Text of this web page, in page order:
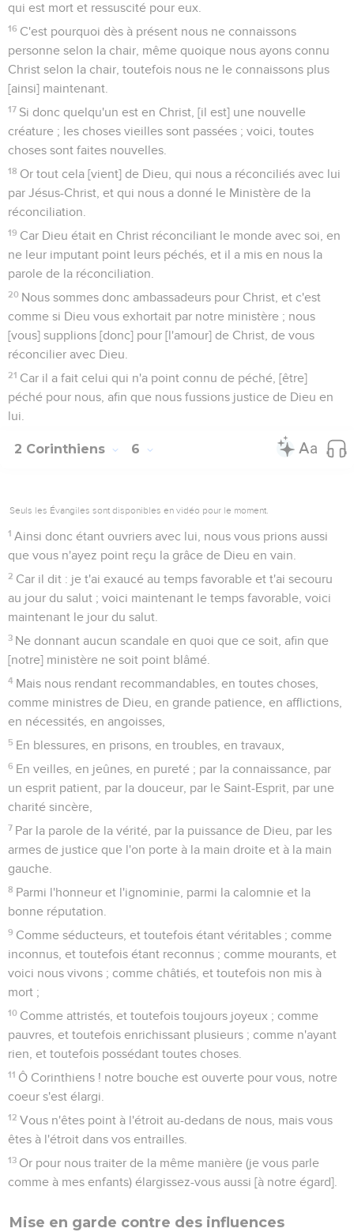
qui est mort et ressuscité pour eux.
16 C'est pourquoi dès à présent nous ne connaissons
personne selon la chair, même quoique nous ayons connu
Christ selon la chair, toutefois nous ne le connaissons plus
[ainsi] maintenant.
17 Si donc quelqu'un est en Christ, [il est] une nouvelle
créature ; les choses vieilles sont passées ; voici, toutes
choses sont faites nouvelles.
18 Or tout cela [vient] de Dieu, qui nous a réconciliés avec lui
par Jésus-Christ, et qui nous a donné le Ministère de la
réconciliation.
19 Car Dieu était en Christ réconciliant le monde avec soi, en
ne leur imputant point leurs péchés, et il a mis en nous la
parole de la réconciliation.
20 Nous sommes donc ambassadeurs pour Christ, et c'est
comme si Dieu vous exhortait par notre ministère ; nous
[vous] supplions [donc] pour [l'amour] de Christ, de vous
réconcilier avec Dieu.
21 Car il a fait celui qui n'a point connu de péché, [être]
péché pour nous, afin que nous fussions justice de Dieu en
lui.
2 Corinthiens 6
Seuls les Évangiles sont disponibles en vidéo pour le moment.
1 Ainsi donc étant ouvriers avec lui, nous vous prions aussi
que vous n'ayez point reçu la grâce de Dieu en vain.
2 Car il dit : je t'ai exaucé au temps favorable et t'ai secouru
au jour du salut ; voici maintenant le temps favorable, voici
maintenant le jour du salut.
3 Ne donnant aucun scandale en quoi que ce soit, afin que
[notre] ministère ne soit point blâmé.
4 Mais nous rendant recommandables, en toutes choses,
comme ministres de Dieu, en grande patience, en afflictions,
en nécessités, en angoisses,
5 En blessures, en prisons, en troubles, en travaux,
6 En veilles, en jeûnes, en pureté ; par la connaissance, par
un esprit patient, par la douceur, par le Saint-Esprit, par une
charité sincère,
7 Par la parole de la vérité, par la puissance de Dieu, par les
armes de justice que l'on porte à la main droite et à la main
gauche.
8 Parmi l'honneur et l'ignominie, parmi la calomnie et la
bonne réputation.
9 Comme séducteurs, et toutefois étant véritables ; comme
inconnus, et toutefois étant reconnus ; comme mourants, et
voici nous vivons ; comme châtiés, et toutefois non mis à
mort ;
10 Comme attristés, et toutefois toujours joyeux ; comme
pauvres, et toutefois enrichissant plusieurs ; comme n'ayant
rien, et toutefois possédant toutes choses.
11 Ô Corinthiens ! notre bouche est ouverte pour vous, notre
coeur s'est élargi.
12 Vous n'êtes point à l'étroit au-dedans de nous, mais vous
êtes à l'étroit dans vos entrailles.
13 Or pour nous traiter de la même manière (je vous parle
comme à mes enfants) élargissez-vous aussi [à notre égard].
Mise en garde contre des influences